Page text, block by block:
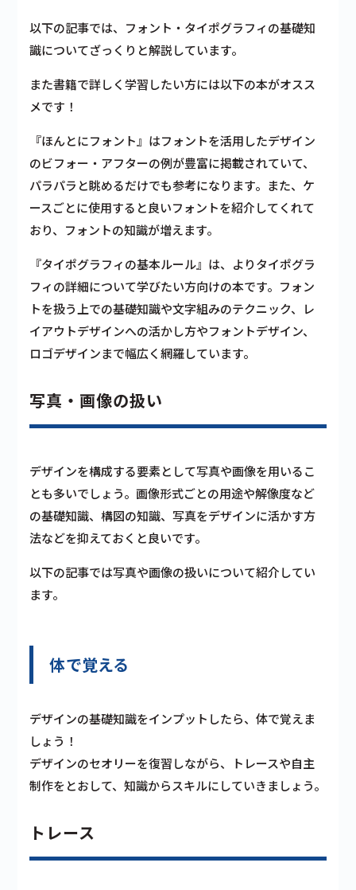
以下の記事では、フォント・タイポグラフィの基礎知
識についてざっくりと解説しています。
また書籍で詳しく学習したい方には以下の本がオスス
メです！
『ほんとにフォント』はフォントを活用したデザイン
のビフォー・アフターの例が豊富に掲載されていて、
パラパラと眺めるだけでも参考になります。また、ケ
ースごとに使用すると良いフォントを紹介してくれて
おり、フォントの知識が増えます。
『タイポグラフィの基本ルール』は、よりタイポグラ
フィの詳細について学びたい方向けの本です。フォン
トを扱う上での基礎知識や文字組みのテクニック、レ
イアウトデザインへの活かし方やフォントデザイン、
ロゴデザインまで幅広く網羅しています。
写真・画像の扱い
デザインを構成する要素として写真や画像を用いるこ
とも多いでしょう。画像形式ごとの用途や解像度など
の基礎知識、構図の知識、写真をデザインに活かす方
法などを抑えておくと良いです。
以下の記事では写真や画像の扱いについて紹介してい
ます。
体で覚える
デザインの基礎知識をインプットしたら、体で覚えま
しょう！
デザインのセオリーを復習しながら、トレースや自主
制作をとおして、知識からスキルにしていきましょう。
トレース